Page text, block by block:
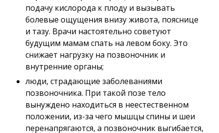
подачу кислорода к плоду и вызывать
болевые ощущения внизу живота, пояснице
и тазу. Врачи настоятельно советуют
будущим мамам спать на левом боку. Это
снижает нагрузку на позвоночник и
внутренние органы;
люди, страдающие заболеваниями
позвоночника. При такой позе тело
вынуждено находиться в неестественном
положении, из-за чего мышцы спины и шеи
перенапрягаются, а позвоночник выгибается,